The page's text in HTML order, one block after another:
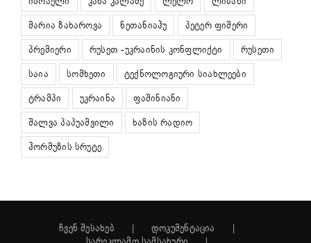
მარია ზახაროვა
ნეთანიაჰუ
პეტერ ფიშერი
პრემიერი
რუსეთ -უკრაინის კონფლიქტი
რუსეთი
საია
სომხეთი
ტექნოლოგიური სიახლეები
ტრამპი
უკრაინა
ფაშინიანი
შალვა პაპუაშვილი
ხაზის რადიო
ჰორმუზის სრუტე
ჩვენ შესახებ
დოკუმენტაცია